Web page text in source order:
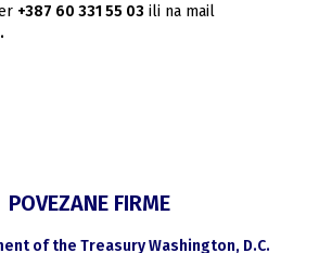
+387 60 331 55 03 ili na mail
POVEZANE FIRME
of the Treasury Washington, D.C.